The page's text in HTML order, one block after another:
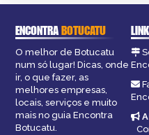
ENCONTRABOTUCATU
O melhor de Botucatu
num só lugar! Dicas, onde
ir, o que fazer, as
melhores empresas,
locais, serviços e muito
mais no guia Encontra
Botucatu.